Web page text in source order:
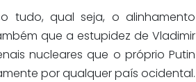
tudo, qual seja, o alinhamento
que a estupidez de Vladimir
nucleares que o próprio Putin
por qualquer país ocidental.